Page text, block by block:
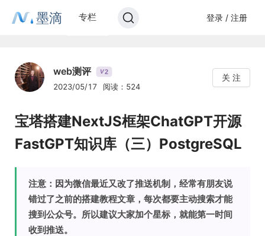
墨滴 专栏 登录 / 注册
web测评 V2
2023/05/17 阅读：524
关 注
宝塔搭建NextJS框架ChatGPT开源
FastGPT知识库（三）PostgreSQL
注意：因为微信最近又改了推送机制，经常有朋友说
错过了之前的搭建教程文章，每次都要主动搜索才能
搜到公众号。所以建议大家加个星标，就能第一时间
收到推送。